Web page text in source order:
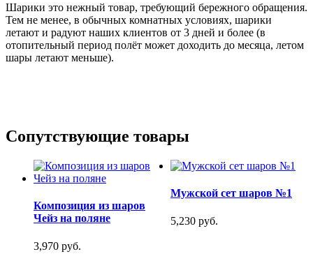
Шарики это нежный товар, требующий бережного обращения.
Тем не менее, в обычных комнатных условиях, шарики
летают и радуют наших клиентов от 3 дней и более (в
отопительный период полёт может доходить до месяца, летом
шары летают меньше).
Сопутствующие товары
Композиция из шаров
Чейз на поляне
3,970 руб.
Мужской сет шаров №1
5,230 руб.